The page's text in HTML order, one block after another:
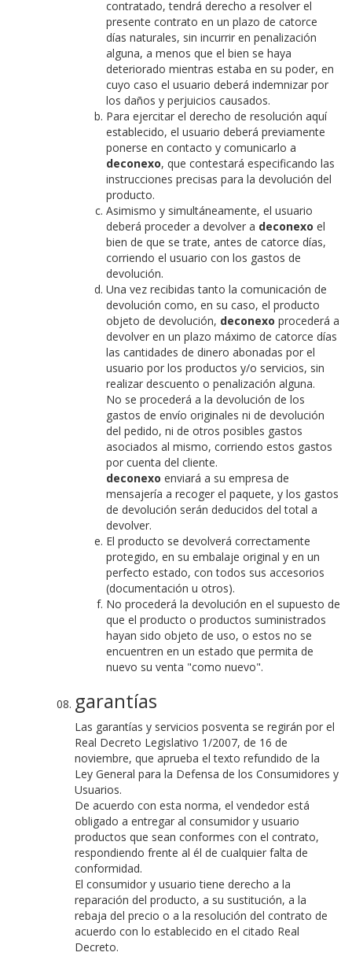
contratado, tendrá derecho a resolver el
presente contrato en un plazo de catorce
días naturales, sin incurrir en penalización
alguna, a menos que el bien se haya
deteriorado mientras estaba en su poder, en
cuyo caso el usuario deberá indemnizar por
los daños y perjuicios causados.
Para ejercitar el derecho de resolución aquí
establecido, el usuario deberá previamente
ponerse en contacto y comunicarlo a
deconexo, que contestará especificando las
instrucciones precisas para la devolución del
producto.
Asimismo y simultáneamente, el usuario
deberá proceder a devolver a deconexo el
bien de que se trate, antes de catorce días,
corriendo el usuario con los gastos de
devolución.
Una vez recibidas tanto la comunicación de
devolución como, en su caso, el producto
objeto de devolución, deconexo procederá a
devolver en un plazo máximo de catorce días
las cantidades de dinero abonadas por el
usuario por los productos y/o servicios, sin
realizar descuento o penalización alguna.
No se procederá a la devolución de los
gastos de envío originales ni de devolución
del pedido, ni de otros posibles gastos
asociados al mismo, corriendo estos gastos
por cuenta del cliente.
deconexo enviará a su empresa de
mensajería a recoger el paquete, y los gastos
de devolución serán deducidos del total a
devolver.
El producto se devolverá correctamente
protegido, en su embalaje original y en un
perfecto estado, con todos sus accesorios
(documentación u otros).
No procederá la devolución en el supuesto de
que el producto o productos suministrados
hayan sido objeto de uso, o estos no se
encuentren en un estado que permita de
nuevo su venta "como nuevo".
garantías
Las garantías y servicios posventa se regirán por el
Real Decreto Legislativo 1/2007, de 16 de
noviembre, que aprueba el texto refundido de la
Ley General para la Defensa de los Consumidores y
Usuarios.
De acuerdo con esta norma, el vendedor está
obligado a entregar al consumidor y usuario
productos que sean conformes con el contrato,
respondiendo frente al él de cualquier falta de
conformidad.
El consumidor y usuario tiene derecho a la
reparación del producto, a su sustitución, a la
rebaja del precio o a la resolución del contrato de
acuerdo con lo establecido en el citado Real
Decreto.